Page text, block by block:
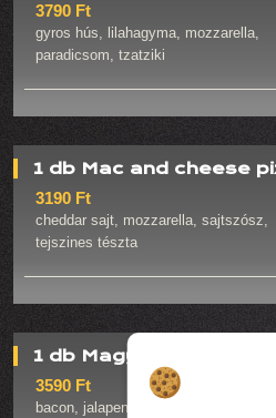
3790 Ft
gyros hús, lilahagyma, mozzarella,
paradicsom, tzatziki
1 db Mac and cheese
3190 Ft
cheddar sajt, mozzarella, sajtszósz,
tejszines tészta
1 db Magyaros pizza
3590 Ft
bacon, jalapeno, kolbász, lilahagyma,